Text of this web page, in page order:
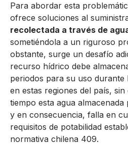
Para abordar esta
ofrece soluciones al
recolectada a través de
sometiéndola a un riguroso
obstante, surge un desafío
recurso hídrico debe
periodos para su uso durante
en estas regiones del país,
tiempo esta agua almacenada
y en consecuencia, falla en
requisitos de potabilidad
normativa chilena 409.